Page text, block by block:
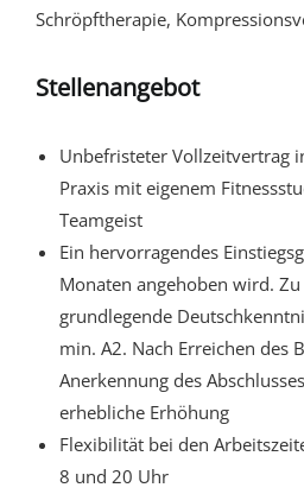
Schröpftherapie,
Stellenangebot
Unbefristeter Vollzeitvertrag
Praxis mit eigenem
Teamgeist
Ein hervorragendes
Monaten angehoben wird.
grundlegende
min. A2. Nach Erreichen des
Anerkennung des
erhebliche Erhöhung
Flexibilität bei den
8 und 20 Uhr